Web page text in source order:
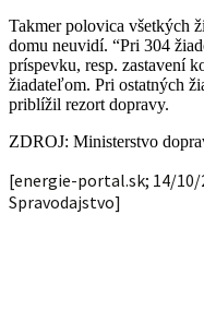
Takmer polovica všetkých
domu neuvidí. “Pri 304
príspevku, resp. zastavení
žiadateľom. Pri ostatných
priblížil rezort dopravy.
ZDROJ: Ministerstvo
[energie-portal.sk; 14/10/
Spravodajstvo]